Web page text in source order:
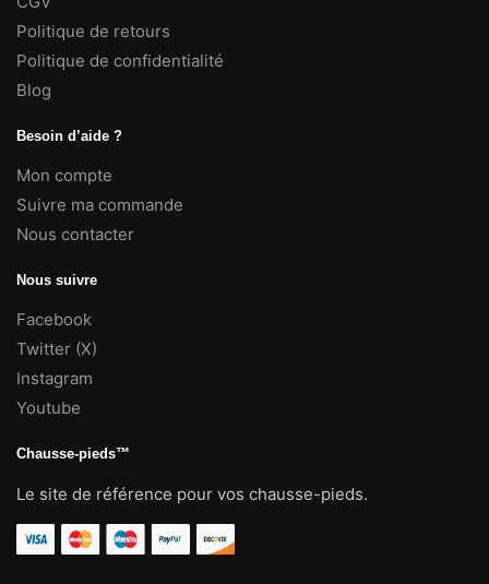
Politique de retours
Politique de confidentialité
Blog
Besoin d’aide ?
Mon compte
Suivre ma commande
Nous contacter
Nous suivre
Facebook
Twitter (X)
Instagram
Youtube
Chausse-pieds™
Le site de référence pour vos chausse-pieds.